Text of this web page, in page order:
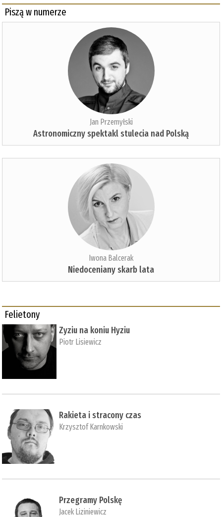
Piszą w numerze
Jan Przemyłski
Astronomiczny spektakl stulecia nad Polską
Iwona Balcerak
Niedoceniany skarb lata
Felietony
Zyziu na koniu Hyziu
Piotr Lisiewicz
Rakieta i stracony czas
Krzysztof Karnkowski
Przegramy Polskę
Jacek Liziniewicz